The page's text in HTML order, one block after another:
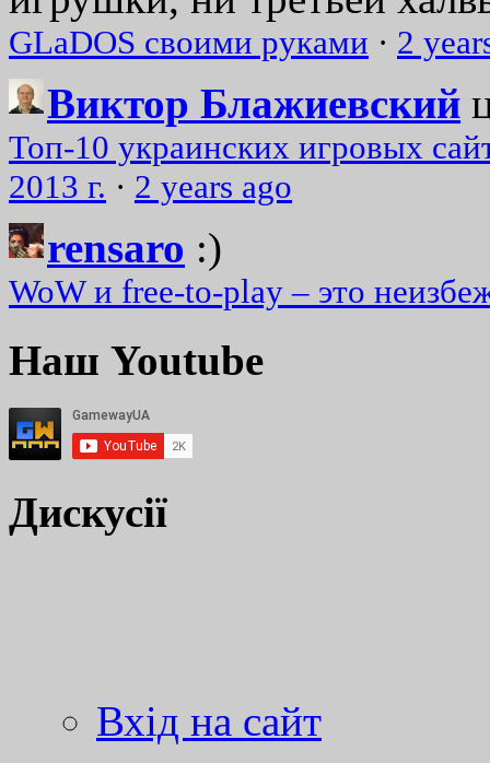
GLaDOS своими руками · 2
Виктор Блажиевский
Топ-10 украинских игровых
2013 г. · 2 years ago
rensaro :)
WoW и free-to-play – это
Наш Youtube
Дискусії
Вхід на сайт